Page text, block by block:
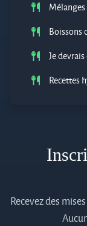
Boissons
Je devrais
Recettes
Recevez des